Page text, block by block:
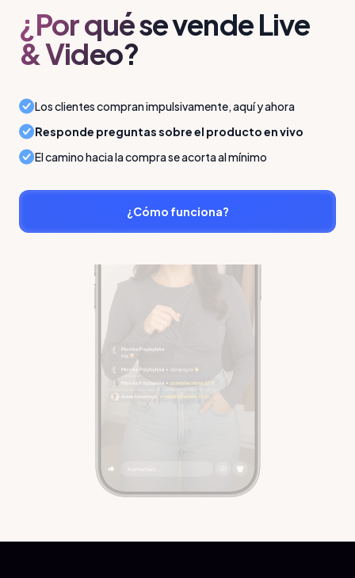
Vestido Subasta €22
él lidera
00:05
¿Por qué se vende Live
& Video?
Los clientes compran impulsivamente, aquí y ahora
Responde preguntas sobre el producto en vivo
El camino hacia la compra se acorta al mínimo
¿Cómo funciona?